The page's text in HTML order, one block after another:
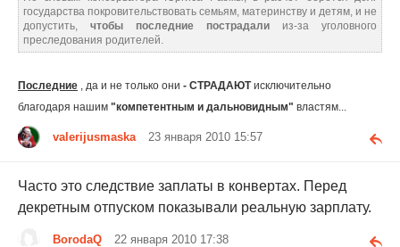
государства покровительствовать семьям, материнству и детям, и не
допустить, чтобы последние пострадали из-за уголовного
преследования родителей.
Последние , да и не только они - СТРАДАЮТисключительно
благодаря нашим "компетентным и дальновидным" властям...
valerijusmaska 23 января 2010 15:57
Часто это следствие заплаты в конвертах. Перед
декретным отпуском показывали реальную зарплату.
BorodaQ 22 января 2010 17:38